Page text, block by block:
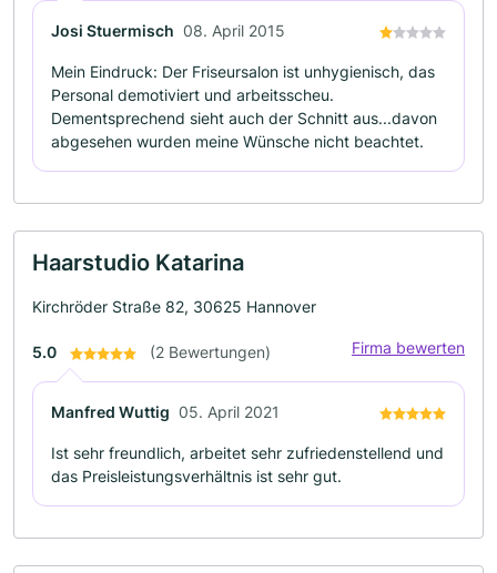
Josi Stuermisch 08. April 2015
Mein Eindruck: Der Friseursalon ist unhygienisch, das
Personal demotiviert und arbeitsscheu.
Dementsprechend sieht auch der Schnitt aus...davon
abgesehen wurden meine Wünsche nicht beachtet.
Haarstudio Katarina
Kirchröder Straße 82, 30625 Hannover
5.0 (2 Bewertungen) Firma bewerten
Manfred Wuttig 05. April 2021
Ist sehr freundlich, arbeitet sehr zufriedenstellend und
das Preisleistungsverhältnis ist sehr gut.